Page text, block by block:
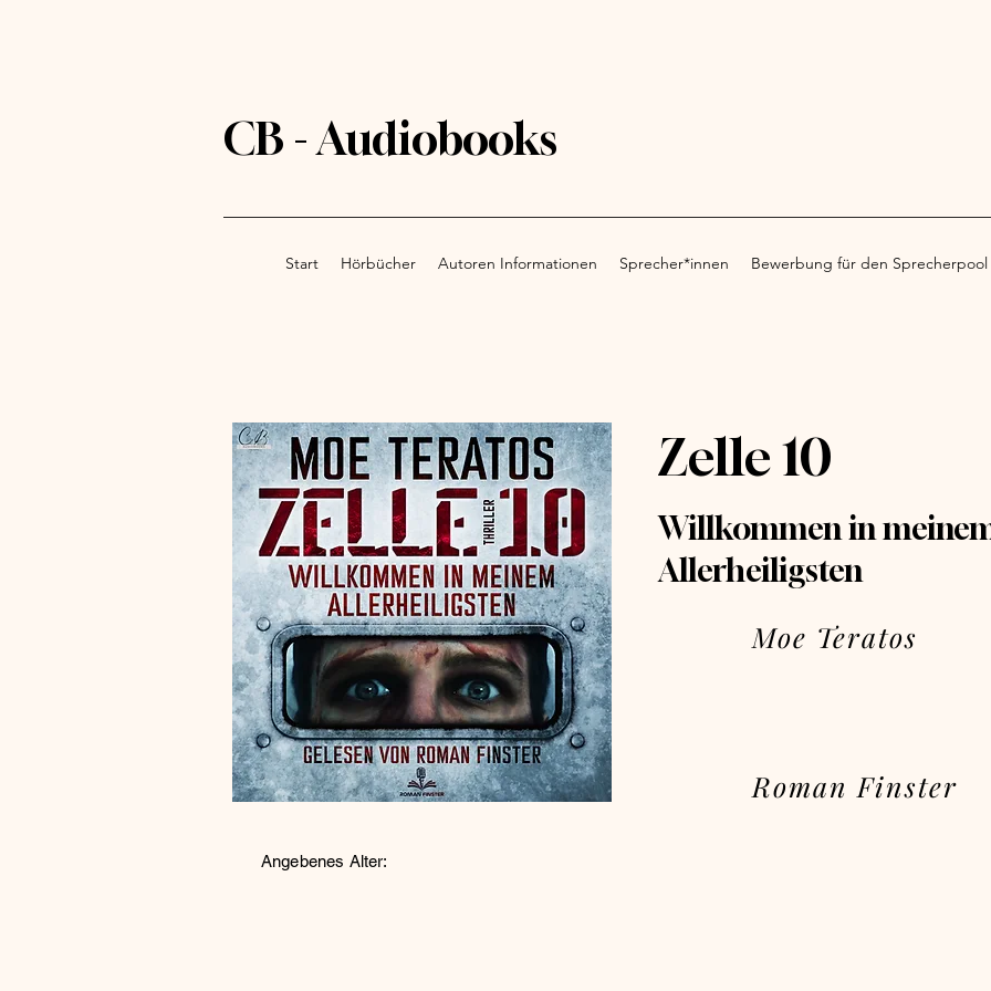
CB - Audiobooks
Start Hörbücher Autoren Informationen Sprecher*innen Bewerbung für den Sprecherpool
Zelle 10
Willkommen in
Allerheiligsten
Moe Teratos
Roman Finster
Angebenes Alter: